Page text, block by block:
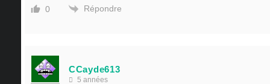
0 Répondre
CCayde613
5 années